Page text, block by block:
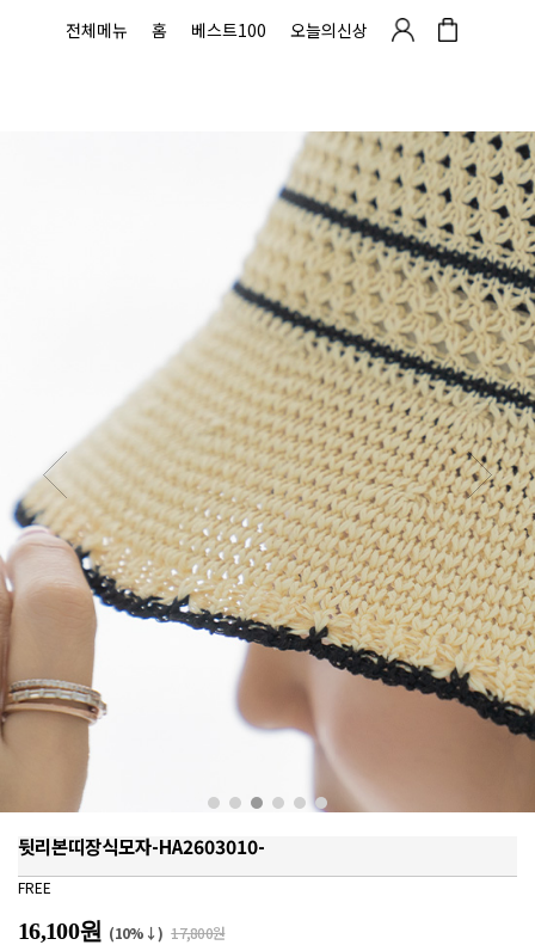
전체메뉴 홈 베스트100 오늘의신상
뒷리본띠장식모자-HA2603010-
FREE
16,100원 (10%↓) 17,800원